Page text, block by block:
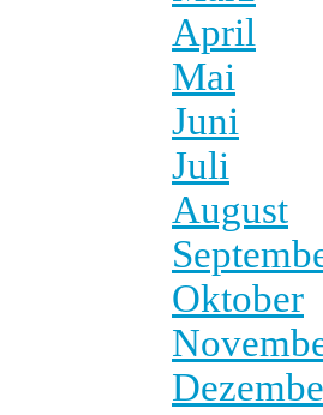
April
Mai
Juni
Juli
August
Oktober